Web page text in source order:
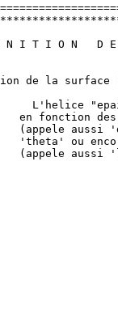
N I T I O N
de la surface
L'helice
fonction
(appele
'theta' ou
(appele
Le